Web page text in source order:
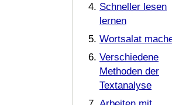
Schneller lesen
lernen
Wortsalat
Verschiedene
Methoden der
Textanalyse